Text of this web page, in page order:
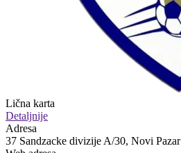
Lična karta
Detaljnije
Adresa
37 Sandzacke divizije A/30, Novi Pazar